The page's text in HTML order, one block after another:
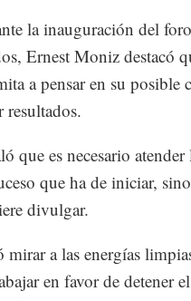
la inauguración del
Ernest Moniz destacó
a pensar en su
resultados.
que es necesario
que ha de iniciar,
divulgar.
mirar a las energías
en favor de detener